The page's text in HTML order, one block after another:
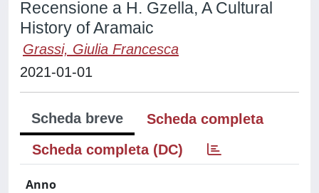
Recensione a H. Gzella, A Cultural
History of Aramaic
Grassi, Giulia Francesca
2021-01-01
Scheda breve
Scheda completa
Scheda completa (DC)
Anno